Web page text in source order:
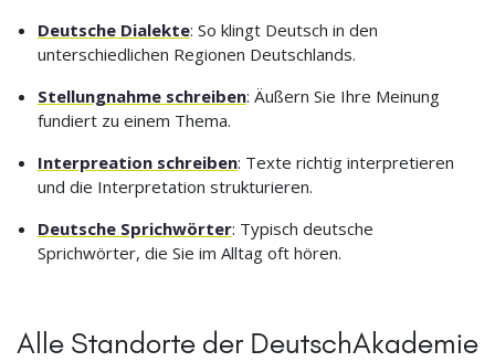
Deutsche Dialekte: So klingt Deutsch in den
unterschiedlichen Regionen Deutschlands.
Stellungnahme schreiben: Äußern Sie Ihre Meinung
fundiert zu einem Thema.
Interpreation schreiben: Texte richtig interpretieren
und die Interpretation strukturieren.
Deutsche Sprichwörter: Typisch deutsche
Sprichwörter, die Sie im Alltag oft hören.
Alle Standorte der DeutschAkademie